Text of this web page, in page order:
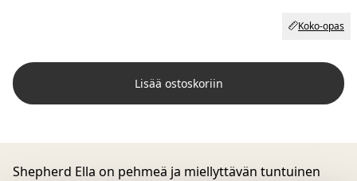
Koko-opas
Lisää ostoskoriin
Shepherd Ella on pehmeä ja miellyttävän tuntuinen